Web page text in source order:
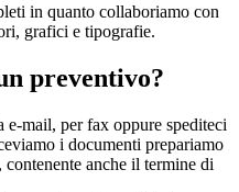
in quanto collaboriamo con
grafici e tipografie.
preventivo?
mail, per fax oppure spediteci
i documenti prepariamo
anche il termine di